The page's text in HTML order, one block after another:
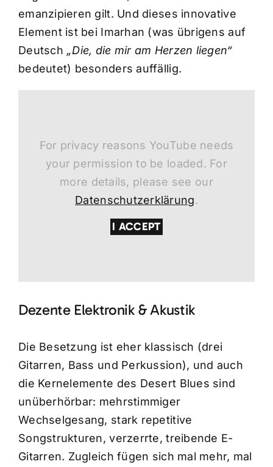
emanzipieren gilt. Und dieses innovative
Element ist bei Imarhan (was übrigens auf
Deutsch „Die, die mir am Herzen liegen“
bedeutet) besonders auffällig.
For privacy reasons YouTube needs
your permission to be loaded. For
more details, please see our
Datenschutzerklärung.
I ACCEPT
Dezente Elektronik & Akustik
Die Besetzung ist eher klassisch (drei
Gitarren, Bass und Perkussion), und auch
die Kernelemente des Desert Blues sind
unüberhörbar: mehrstimmiger
Wechselgesang, stark repetitive
Songstrukturen, verzerrte, treibende E-
Gitarren. Zugleich fügen sich mal mehr, mal